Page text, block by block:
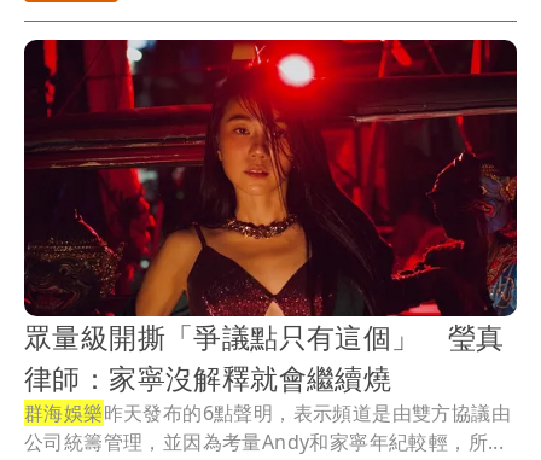
眾量級開撕「爭議點只有這個」 瑩真
律師：家寧沒解釋就會繼續燒
群海娛樂昨天發布的6點聲明，表示頻道是由雙方協議由
公司統籌管理，並因為考量Andy和家寧年紀較輕，所...